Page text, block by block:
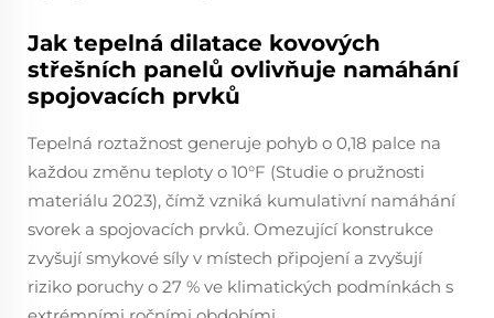
Jak tepelná dilatace kovových
střešních panelů ovlivňuje namáhání
spojovacích prvků
Tepelná roztažnost generuje pohyb o 0,18 palce na
každou změnu teploty o 10°F (Studie o pružnosti
materiálu 2023), čímž vzniká kumulativní namáhání
svorek a spojovacích prvků. Omezující konstrukce
zvyšují smykové síly v místech připojení a zvyšují
riziko poruchy o 27 % ve klimatických podmínkách s